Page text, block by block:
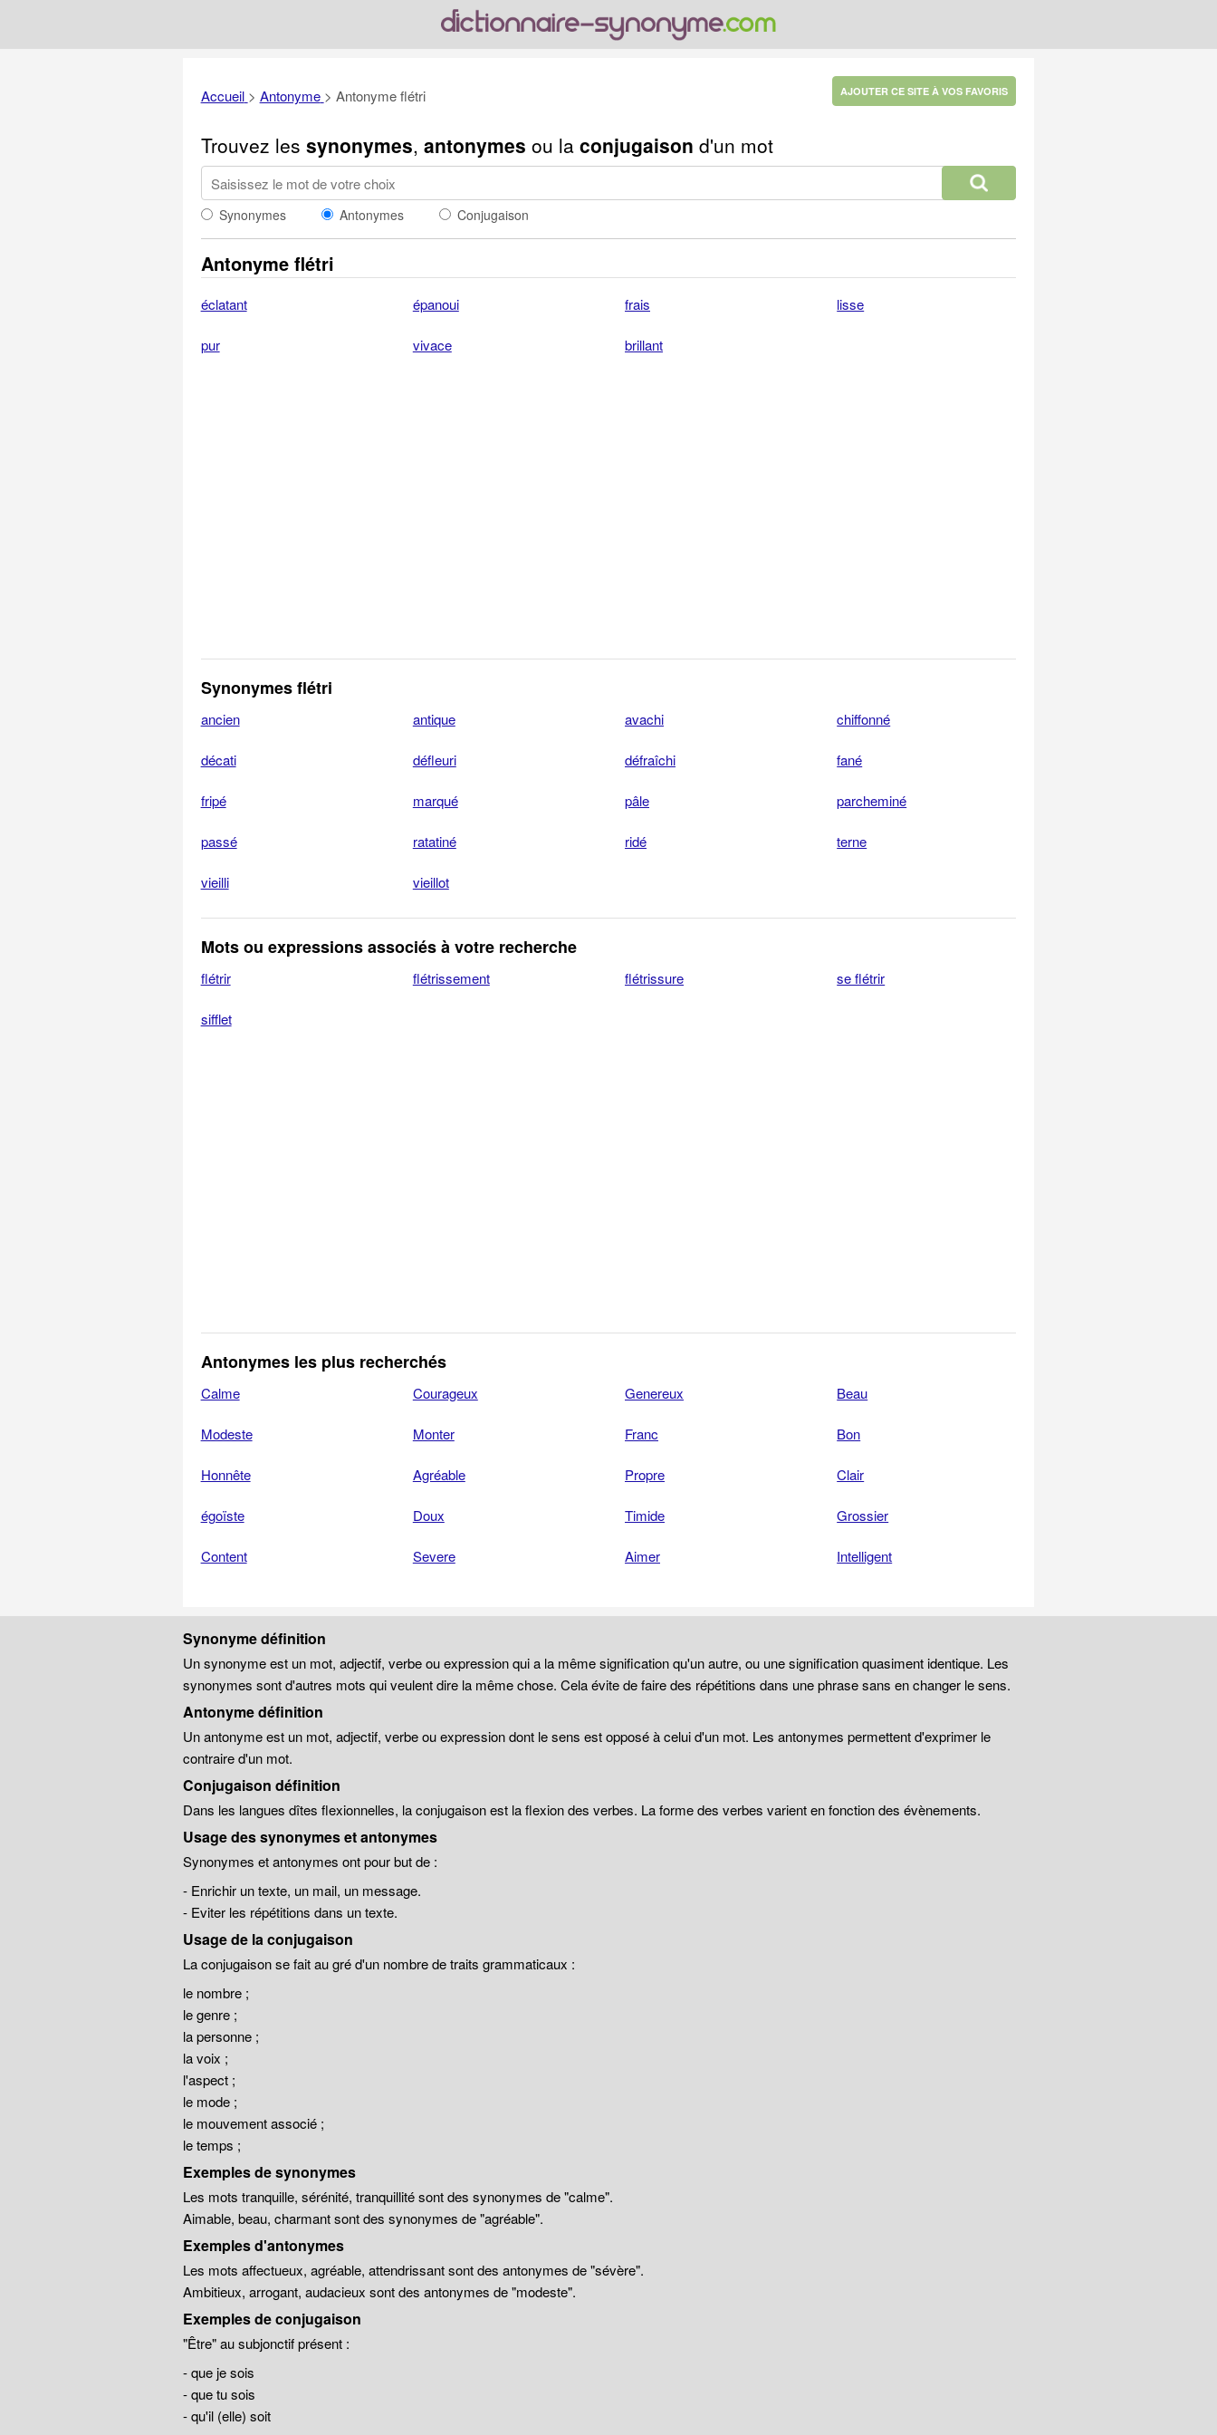
Accueil > Antonyme > Antonyme flétri AJOUTER CE SITE À VOS FAVORIS
Trouvez les synonymes, antonymes ou la conjugaison d'un mot
Synonymes Antonymes Conjugaison
Antonyme flétri
éclatant épanoui frais lisse
pur vivace brillant
Synonymes flétri
ancien antique avachi chiffonné
décati défleuri défraîchi fané
fripé marqué pâle parcheminé
passé ratatiné ridé terne
vieilli vieillot
Mots ou expressions associés à votre recherche
flétrir flétrissement flétrissure se flétrir
sifflet
Antonymes les plus recherchés
Calme Courageux Genereux Beau
Modeste Monter Franc Bon
Honnête Agréable Propre Clair
égoïste Doux Timide Grossier
Content Severe Aimer Intelligent
Synonyme définition
Un synonyme est un mot, adjectif, verbe ou expression qui a la même signification qu'un autre, ou une signification quasiment identique. Les
synonymes sont d'autres mots qui veulent dire la même chose. Cela évite de faire des répétitions dans une phrase sans en changer le sens.
Antonyme définition
Un antonyme est un mot, adjectif, verbe ou expression dont le sens est opposé à celui d'un mot. Les antonymes permettent d'exprimer le
contraire d'un mot.
Conjugaison définition
Dans les langues dîtes flexionnelles, la conjugaison est la flexion des verbes. La forme des verbes varient en fonction des évènements.
Usage des synonymes et antonymes
Synonymes et antonymes ont pour but de :
- Enrichir un texte, un mail, un message.
- Eviter les répétitions dans un texte.
Usage de la conjugaison
La conjugaison se fait au gré d'un nombre de traits grammaticaux :
le nombre ;
le genre ;
la personne ;
la voix ;
l'aspect ;
le mode ;
le mouvement associé ;
le temps ;
Exemples de synonymes
Les mots tranquille, sérénité, tranquillité sont des synonymes de "calme".
Aimable, beau, charmant sont des synonymes de "agréable".
Exemples d'antonymes
Les mots affectueux, agréable, attendrissant sont des antonymes de "sévère".
Ambitieux, arrogant, audacieux sont des antonymes de "modeste".
Exemples de conjugaison
"Être" au subjonctif présent :
- que je sois
- que tu sois
- qu'il (elle) soit